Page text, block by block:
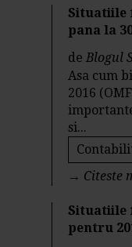
Situatiile
pana la
deBlogul
Asa cum
2016
si...
→ Citeste
Situatiile
pentru